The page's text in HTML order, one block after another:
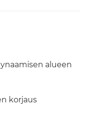
alueen
korjaus